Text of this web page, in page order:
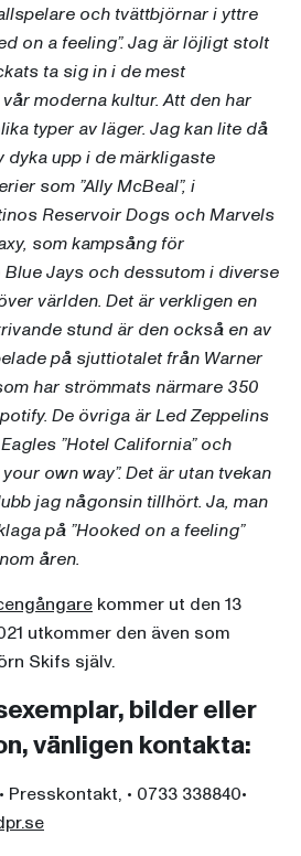
och tvättbjörnar i yttre
on a feeling”. Jag är löjligt stolt
ta sig in i de mest
moderna kultur. Att den har
typer av läger. Jag kan lite då
upp i de märkligaste
som ”Ally McBeal”, i
Reservoir Dogs och Marvels
som kampsång för
Jays och dessutom i diverse
världen. Det är verkligen en
stund är den också en av
på sjuttiotalet från Warner
har strömmats närmare 350
De övriga är Led Zeppelins
”Hotel California” och
own way”. Det är utan tvekan
jag någonsin tillhört. Ja, man
på ”Hooked on a feeling”
åren.
kommer ut den 13
utkommer den även som
Skifs själv.
bilder eller
vänligen kontakta:
• 0733 338840•